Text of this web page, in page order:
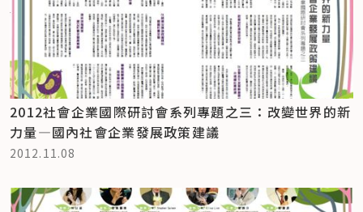
2012社會企業國際研討會系列專題之三：改變世界的新
力量—國內社會企業發展政策建議
2012.11.08